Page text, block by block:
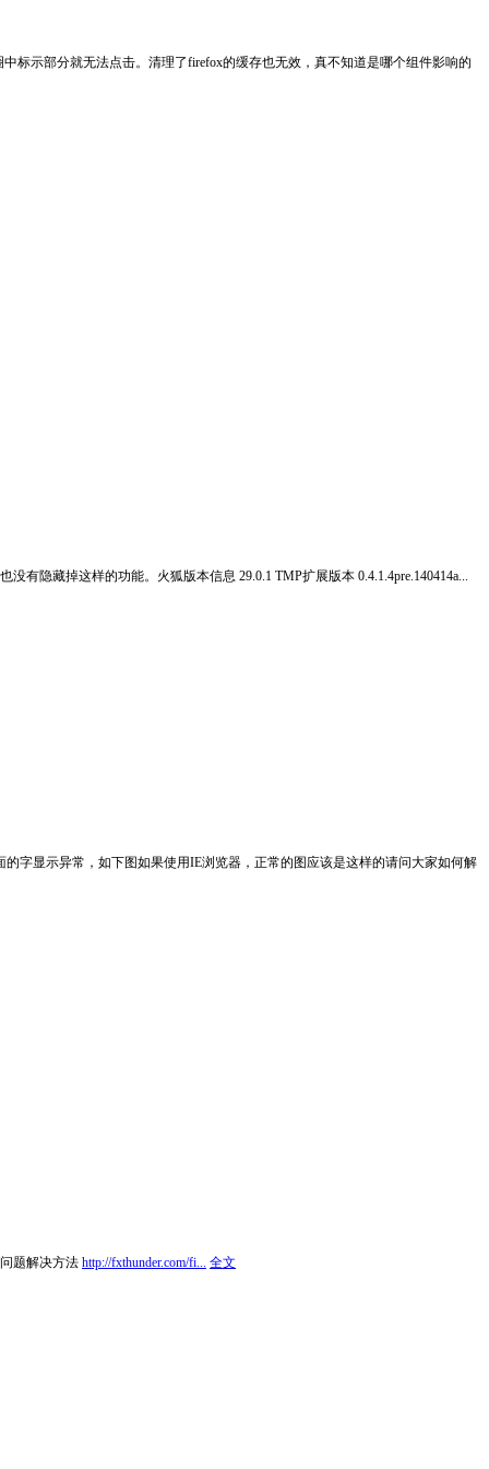
标示部分就无法点击。清理了firefox的缓存也无效，真不知道是哪个组件影响的
有隐藏掉这样的功能。火狐版本信息 29.0.1 TMP扩展版本 0.4.1.4pre.140414a...
字显示异常，如下图如果使用IE浏览器，正常的图应该是这样的请问大家如何解
题解决方法 http://fxthunder.com/fi... 全文